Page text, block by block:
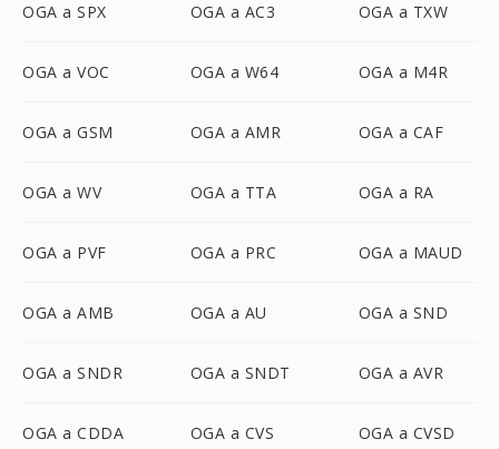
OGA a SPX OGA a AC3 OGA a TXW
OGA a VOC OGA a W64 OGA a M4R
OGA a GSM OGA a AMR OGA a CAF
OGA a WV OGA a TTA OGA a RA
OGA a PVF OGA a PRC OGA a MAUD
OGA a AMB OGA a AU OGA a SND
OGA a SNDR OGA a SNDT OGA a AVR
OGA a CDDA OGA a CVS OGA a CVSD